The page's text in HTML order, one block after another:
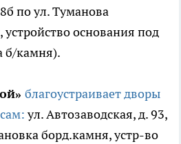
по ул. Туманова
основания под
б/камня).
благоустраивает дворы
ул. Автозаводская, д. 93,
борд.камня, устр-во